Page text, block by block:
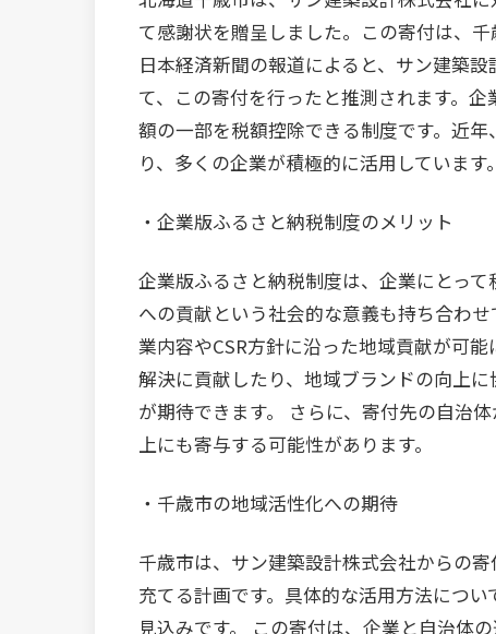
て感謝状を贈呈しました。この寄付は、
日本経済新聞の報道によると、サン建築
て、この寄付を行ったと推測されます。
額の一部を税額控除できる制度です。近
り、多くの企業が積極的に活用しています。
・企業版ふるさと納税制度のメリット
企業版ふるさと納税制度は、企業にとっ
への貢献という社会的な意義も持ち合わ
業内容やCSR方針に沿った地域貢献が可
解決に貢献したり、地域ブランドの向上
が期待できます。 さらに、寄付先の自治
上にも寄与する可能性があります。
・千歳市の地域活性化への期待
千歳市は、サン建築設計株式会社からの
充てる計画です。具体的な活用方法につ
見込みです。 この寄付は、企業と自治体